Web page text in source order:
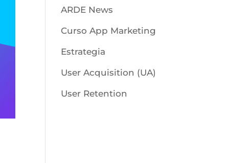
ARDE News
Curso App Marketing
Estrategia
User Acquisition (UA)
User Retention